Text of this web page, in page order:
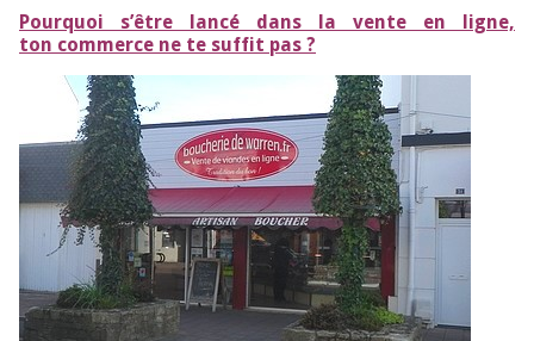
Pourquoi s’être lancé dans la vente en ligne,
ton commerce ne te suffit pas ?